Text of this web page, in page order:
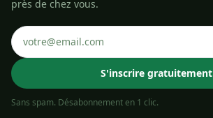
près de chez vous.
S'inscrire gratuitement
Sans spam. Désabonnement en 1 clic.